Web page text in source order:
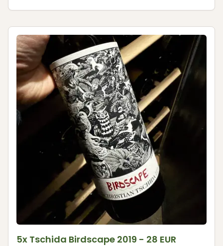
5x Tschida Birdscape 2019 - 28 EUR